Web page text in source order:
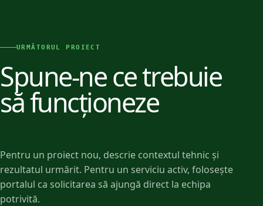
URMĂTORUL PROIECT
Spune-ne ce trebuie
să funcționeze
Pentru un proiect nou, descrie contextul tehnic și
rezultatul urmărit. Pentru un serviciu activ, folosește
portalul ca solicitarea să ajungă direct la echipa
potrivită.